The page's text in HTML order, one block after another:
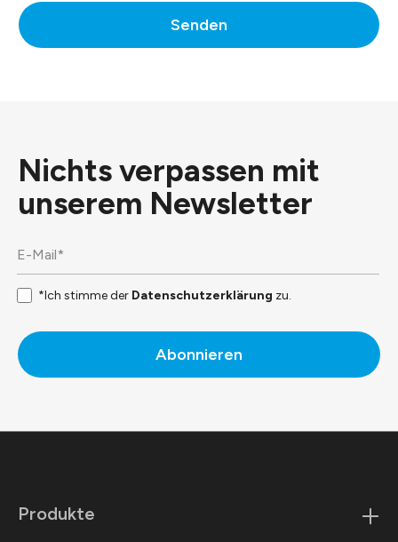
Senden
Nichts verpassen mit
unserem Newsletter
*Ich stimme der Datenschutzerklärung zu.
Abonnieren
Produkte